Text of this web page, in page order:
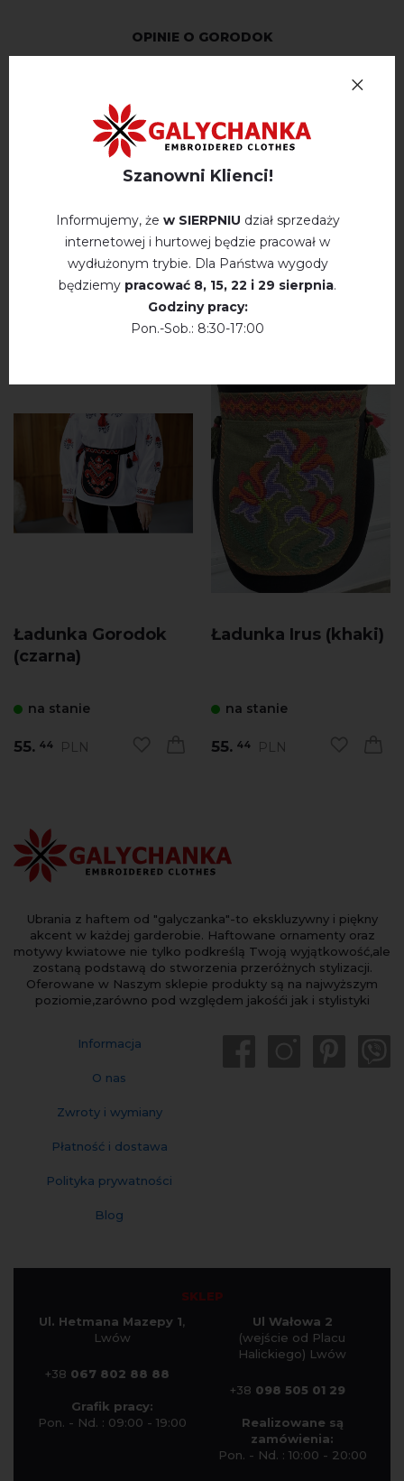
OPINIE O GORODOK
napisz opinie Gorodok
WYSZUKAJ PODOBNE
PRODUKTY
Ładunka Gorodok
(czarna)
na stanie
55. 44 PLN
Ładunka Irus (khaki)
na stanie
55. 44 PLN
Ubrania z haftem od "galyczanka"-to ekskluzywny i piękny
akcent w każdej garderobie. Haftowane ornamenty oraz
motywy kwiatowe nie tylko podkreślą Twoją wyjątkowość,ale
zostaną podstawą do stworzenia przeróżnych stylizacji.
Oferowane w Naszym sklepie produkty są na najwyższym
poziomie,zarówno pod względem jakośći jak i stylistyki
Informacja
O nas
Zwroty i wymiany
Płatność i dostawa
Polityka prywatności
Blog
SKLEP
Ul. Hetmana Mazepy 1,
Lwów
+38 067 802 88 88
Grafik pracy:
Pon. - Nd. : 09:00 - 19:00
Ul Wałowa 2
(wejście od Placu
Halickiego) Lwów
+38 098 505 01 29
Realizowane są
zamówienia:
Pon. - Nd. : 10:00 - 20:00
Szanowni Klienci!
Informujemy, że w SIERPNIU dział sprzedaży
internetowej i hurtowej będzie pracował w
wydłużonym trybie. Dla Państwa wygody
będziemy pracować 8, 15, 22 і 29 sierpnia.
Godziny pracy:
Pon.-Sob.: 8:30-17:00